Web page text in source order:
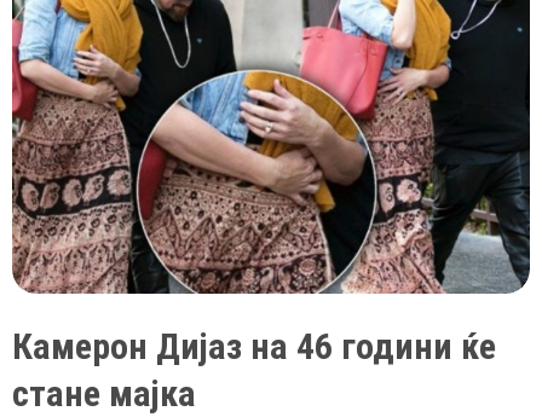
трудничкиот
стомак
Камерон Дијаз на 46 години ќе
стане мајка